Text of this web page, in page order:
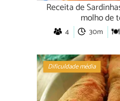
Receita de
molho de
4 30m
Dificuldade média